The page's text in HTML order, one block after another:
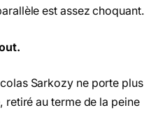
est assez choquant.
Sarkozy ne porte plus
au terme de la peine